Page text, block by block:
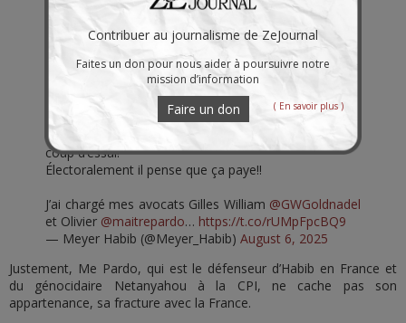
Un nazisraélien.
https://t.co/LIo4kIuygW
— Aymeric Caron (@CaronAymericoff)August 5,
2025
C’est une insulte raciale!!
Pas étonnant de la part d’un individu atteint
d ´obseZion du Juif pathologique, qui n’est pas à son
coup d’essai!
Électoralement il pense que ça paye!!
J’ai chargé mes avocats Gilles William @GWGoldnadel
et Olivier @maitrepardo… https://t.co/rUMpFpcBQ9
— Meyer Habib (@Meyer_Habib) August 6, 2025
Justement, Me Pardo, qui est le défenseur d’Habib en France et
du génocidaire Netanyahou à la CPI, ne cache pas son
appartenance, sa fracture avec la France.
Contribuer au journalisme de ZeJournal
Faites un don pour nous aider à poursuivre notre
mission d’information
Faire un don ( En savoir plus )